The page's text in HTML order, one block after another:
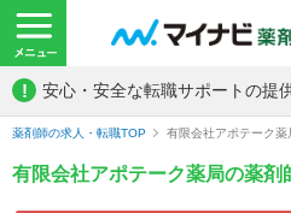
! 安心・安全な転職サポートの提
薬剤師の求人・転職TOP 有限会社アポテーク
有限会社アポテーク薬局の薬剤